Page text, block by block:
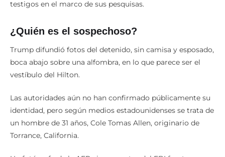
testigos en el marco de sus pesquisas.
¿Quién es el sospechoso?
Trump difundió fotos del detenido, sin camisa y esposado,
boca abajo sobre una alfombra, en lo que parece ser el
vestíbulo del Hilton.
Las autoridades aún no han confirmado públicamente su
identidad, pero según medios estadounidenses se trata de
un hombre de 31 años, Cole Tomas Allen, originario de
Torrance, California.